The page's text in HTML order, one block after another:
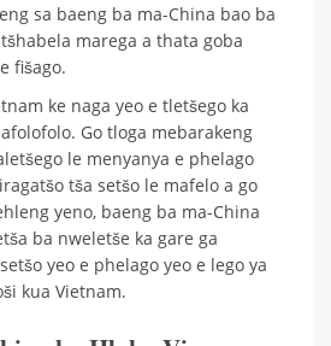
sa baeng ba ma-China bao ba
marega a thata goba
fišago.
ke naga yeo e tletšego ka
Go tloga mebarakeng
le menyanya e phelago
tša setšo le mafelo a go
yeno, baeng ba ma-China
ba nweletše ka gare ga
yeo e phelago yeo e lego ya
kua Vietnam.